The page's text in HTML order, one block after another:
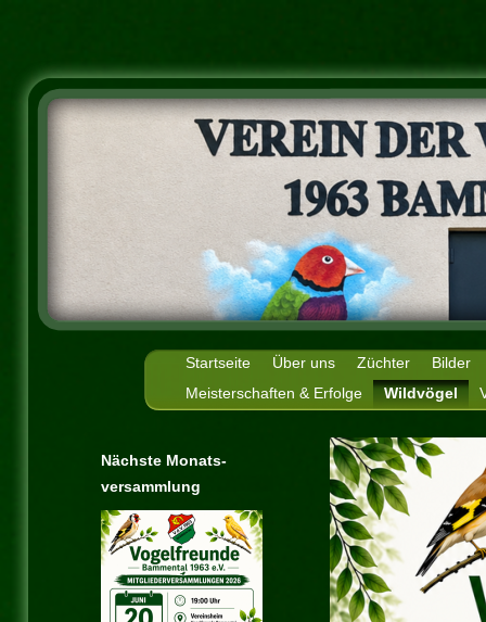
Startseite Über uns Züchter
Bilder
Meisterschaften & Erfolge
Wildvögel
Nächste Monats-
versammlung